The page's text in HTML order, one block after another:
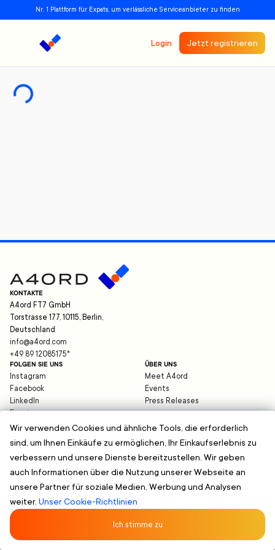
Nr. 1 Plattform für Expats, um verlässliche Serviceanbieter zu finden
Login Jetzt registrieren
KONTAKTE
A4ord FT7 GmbH
Torstrasse 177, 10115, Berlin,
Deutschland
info@a4ord.com
+49 89 12085175*
FOLGEN SIE UNS
Instagram
Facebook
LinkedIn
Expats
Blog
ÜBER UNS
Meet A4ord
Events
Press Releases
support@a4ord.com
©2026 A4ord FT7 GmbH
Datenschutz
Geschäftsbedingungen
*Es gelten die üblichen Gebühren Ihres Telefonanbieters. Anrufe aus dem Ausland
können höheren Gebühren unterliegen.
Wir verwenden Cookies und ähnliche Tools, die erforderlich
sind, um Ihnen Einkäufe zu ermöglichen, Ihr Einkaufserlebnis zu
verbessern und unsere Dienste bereitzustellen. Wir geben
auch Informationen über die Nutzung unserer Webseite an
unsere Partner für soziale Medien, Werbung und Analysen
weiter. Unser Cookie-Richtlinien
Ich stimme zu